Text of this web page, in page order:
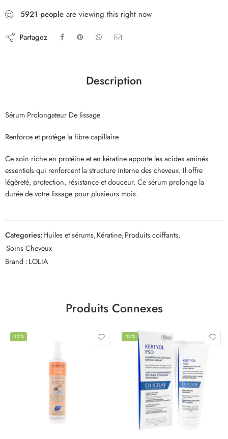
5921 people are viewing this right now
Partagez
Description
Sérum Prolongateur De lissage
Renforce et protège la fibre capillaire
Ce soin riche en protéine et en kératine apporte les acides aminés
essentiels qui renforcent la structure interne des cheveux. Il offre
légèreté, protection, résistance et douceur. Ce sérum prolonge la
durée de votre lissage pour plusieurs mois.
Categories:Huiles et sérums,Kératine,Produits coiffants,
Soins Cheveux
Brand :LOLIA
Produits Connexes
-12% -11%